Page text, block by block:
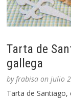
Tarta de
gallega
byfrabisa onjulio
Tarta de